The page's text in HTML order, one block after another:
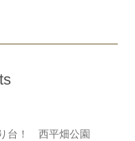
台！ 西平畑公園